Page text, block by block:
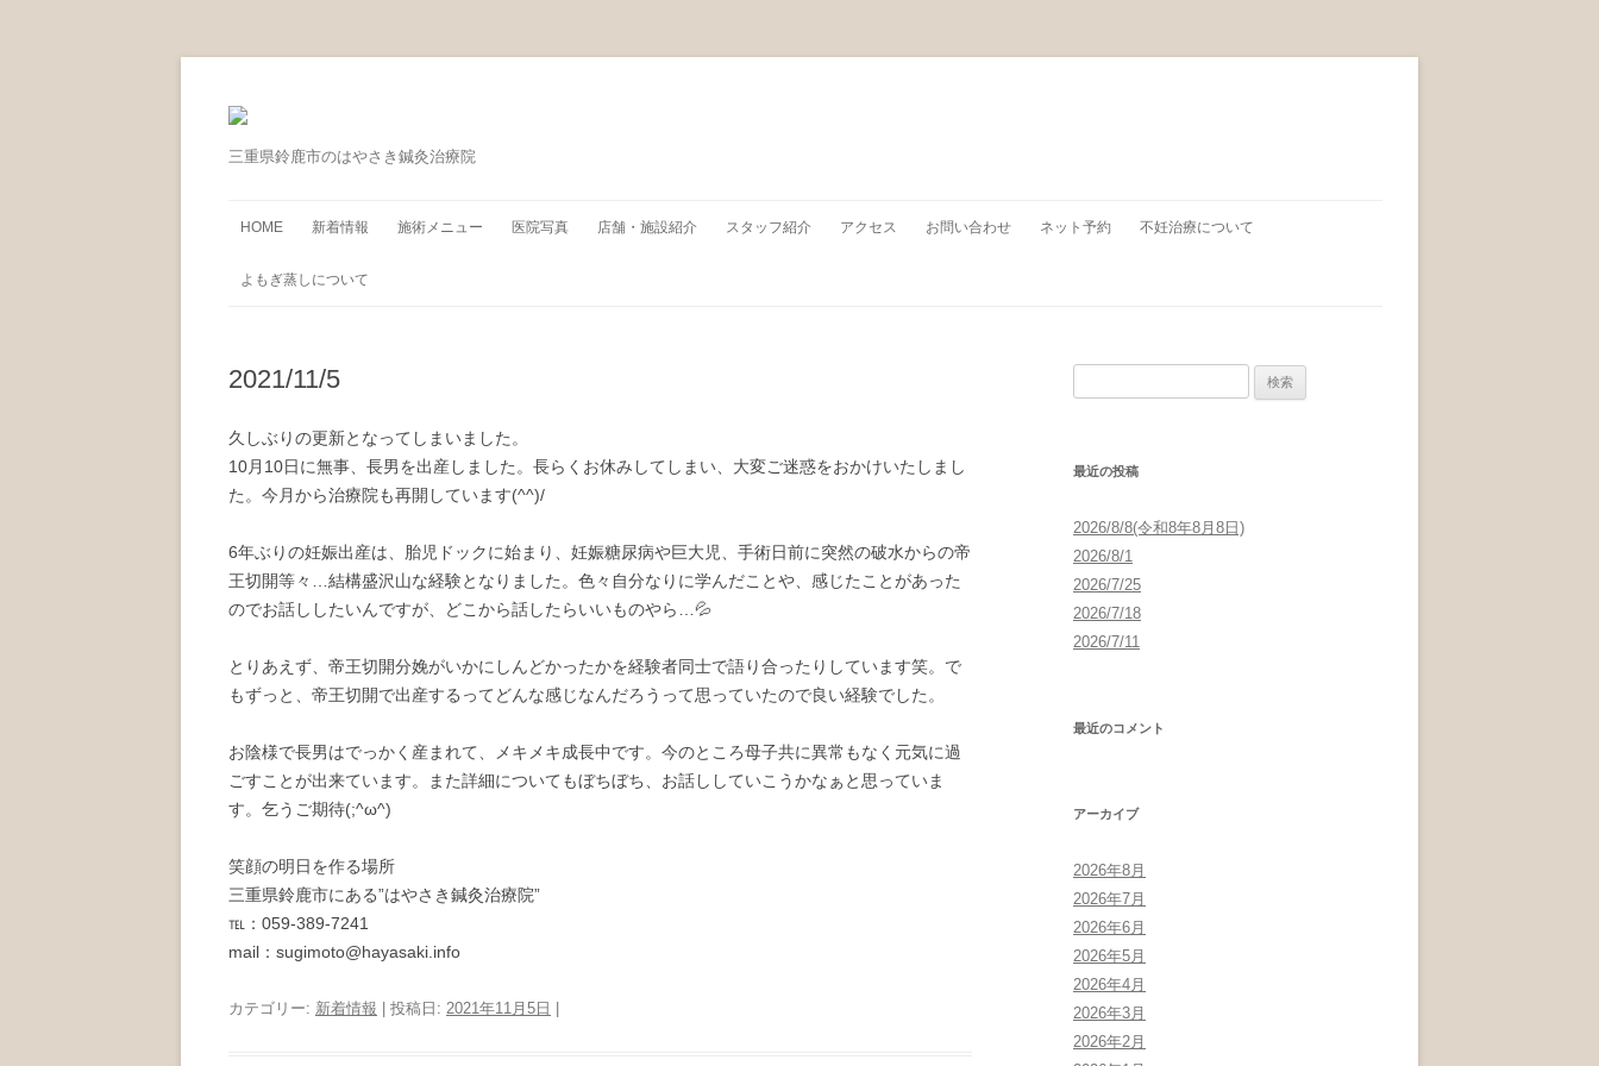
三重県鈴鹿市のはやさき鍼灸治療院
HOME 新着情報 施術メニュー 医院写真 店舗・施設紹介 スタッフ紹介 アクセス お問い合わせ ネット予約 不妊治療について
よもぎ蒸しについて
2021/11/5
久しぶりの更新となってしまいました。
10月10日に無事、長男を出産しました。長らくお休みしてしまい、大変ご迷惑をおかけいたしまし
た。今月から治療院も再開しています(^^)/
6年ぶりの妊娠出産は、胎児ドックに始まり、妊娠糖尿病や巨大児、手術日前に突然の破水からの帝
王切開等々…結構盛沢山な経験となりました。色々自分なりに学んだことや、感じたことがあった
のでお話ししたいんですが、どこから話したらいいものやら…💦
とりあえず、帝王切開分娩がいかにしんどかったかを経験者同士で語り合ったりしています笑。で
もずっと、帝王切開で出産するってどんな感じなんだろうって思っていたので良い経験でした。
お陰様で長男はでっかく産まれて、メキメキ成長中です。今のところ母子共に異常もなく元気に過
ごすことが出来ています。また詳細についてもぼちぼち、お話ししていこうかなぁと思っていま
す。乞うご期待(;^ω^)
笑顔の明日を作る場所
三重県鈴鹿市にある”はやさき鍼灸治療院”
℡：059-389-7241
mail：sugimoto@hayasaki.info
カテゴリー: 新着情報 | 投稿日: 2021年11月5日
最近の投稿
2026/8/8(令和8年8月8日)
2026/8/1
2026/7/25
2026/7/18
2026/7/11
最近のコメント
アーカイブ
2026年8月
2026年7月
2026年6月
2026年5月
2026年4月
2026年3月
2026年2月